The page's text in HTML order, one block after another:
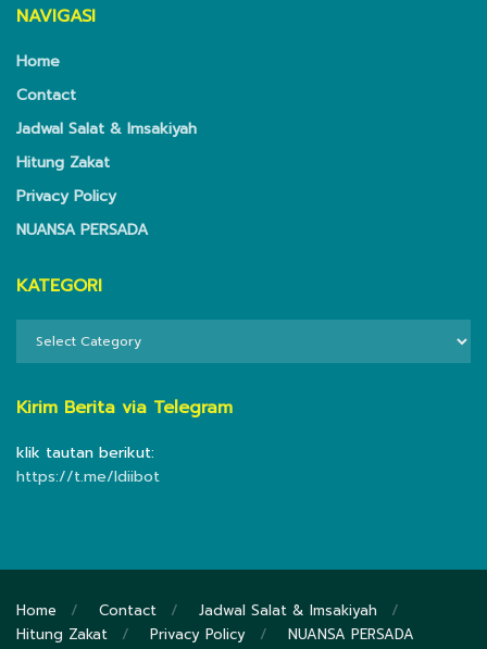
NAVIGASI
Home
Contact
Jadwal Salat & Imsakiyah
Hitung Zakat
Privacy Policy
NUANSA PERSADA
KATEGORI
Kirim Berita via Telegram
klik tautan berikut:
https://t.me/ldiibot
Home Contact
Jadwal Salat & Imsakiyah
Hitung Zakat
Privacy Policy NUANSA PERSADA